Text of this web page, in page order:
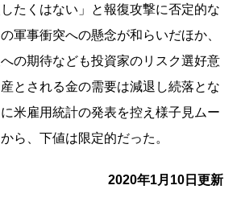
たくはない」と報復攻撃に否定的な
軍事衝突への懸念が和らいだほか、
の期待なども投資家のリスク選好意
とされる金の需要は減退し続落とな
米雇用統計の発表を控え様子見ムー
から、下値は限定的だった。
2020年1月10日更新